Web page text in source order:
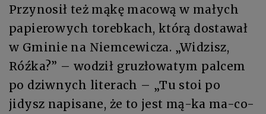
Przynosił też mąkę macową w małych
papierowych torebkach, którą dostawał
w Gminie na Niemcewicza. „Widzisz,
Róźka?” – wodził gruzłowatym palcem
po dziwnych literach – „Tu stoi po
jidysz napisane, że to jest mą-ka ma-co-